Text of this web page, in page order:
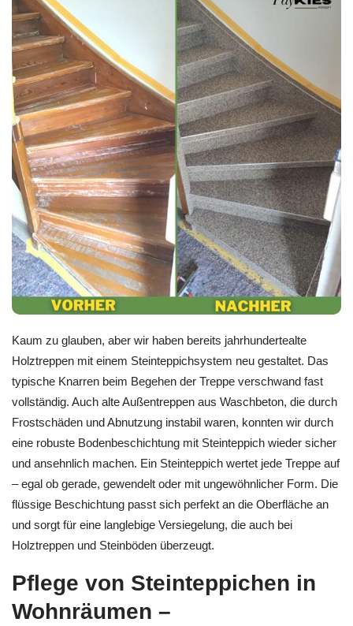
Kaum zu glauben, aber wir haben bereits jahrhundertealte
Holztreppen mit einem Steinteppichsystem neu gestaltet. Das
typische Knarren beim Begehen der Treppe verschwand fast
vollständig. Auch alte Außentreppen aus Waschbeton, die durch
Frostschäden und Abnutzung instabil waren, konnten wir durch
eine robuste Bodenbeschichtung mit Steinteppich wieder sicher
und ansehnlich machen. Ein Steinteppich wertet jede Treppe auf
– egal ob gerade, gewendelt oder mit ungewöhnlicher Form. Die
flüssige Beschichtung passt sich perfekt an die Oberfläche an
und sorgt für eine langlebige Versiegelung, die auch bei
Holztreppen und Steinböden überzeugt.
Pflege von Steinteppichen in
Wohnräumen –